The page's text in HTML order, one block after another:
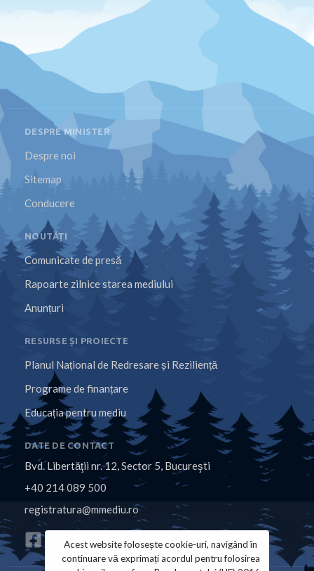
DESPRE MINISTER
Despre noi
Sitemap
Conducere
NOUTĂȚI
Comunicate de presă
Rapoarte zilnice starea mediului
Anunțuri
RESURSE ȘI PROIECTE
Planul Național de Redresare și Reziliență
Programe de finanțare
Educația pentru mediu
DATE DE CONTACT
Bvd. Libertăţii nr. 12, Sector 5, Bucureşti
+40 214 089 500
registratura@mmediu.ro
Acest website folosește cookie-uri, navigând în
continuare vă exprimați acordul pentru folosirea